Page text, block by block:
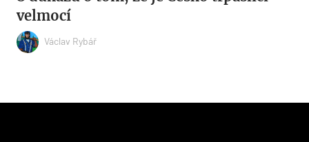
velmocí
Václav Rybář